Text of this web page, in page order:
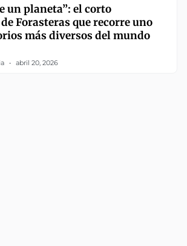
un planeta”: el corto
Forasteras que recorre uno
más diversos del mundo
abril 20, 2026